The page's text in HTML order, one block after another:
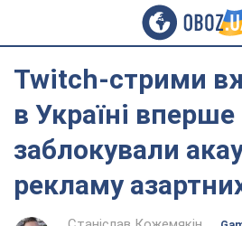
Twitch-стрими
в Україні вперше
заблокували
рекламу